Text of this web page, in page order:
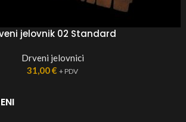
jelovnik 02 Standard
Drveni jelovnici
31,00€ + PDV